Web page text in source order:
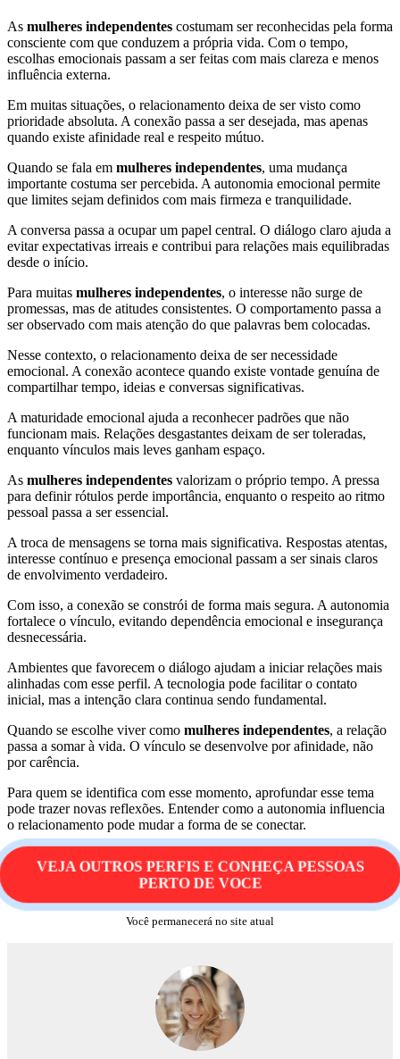
As mulheres independentes costumam ser reconhecidas pela forma
consciente com que conduzem a própria vida. Com o tempo,
escolhas emocionais passam a ser feitas com mais clareza e menos
influência externa.
Em muitas situações, o relacionamento deixa de ser visto como
prioridade absoluta. A conexão passa a ser desejada, mas apenas
quando existe afinidade real e respeito mútuo.
Quando se fala em mulheres independentes, uma mudança
importante costuma ser percebida. A autonomia emocional permite
que limites sejam definidos com mais firmeza e tranquilidade.
A conversa passa a ocupar um papel central. O diálogo claro ajuda a
evitar expectativas irreais e contribui para relações mais equilibradas
desde o início.
Para muitas mulheres independentes, o interesse não surge de
promessas, mas de atitudes consistentes. O comportamento passa a
ser observado com mais atenção do que palavras bem colocadas.
Nesse contexto, o relacionamento deixa de ser necessidade
emocional. A conexão acontece quando existe vontade genuína de
compartilhar tempo, ideias e conversas significativas.
A maturidade emocional ajuda a reconhecer padrões que não
funcionam mais. Relações desgastantes deixam de ser toleradas,
enquanto vínculos mais leves ganham espaço.
As mulheres independentes valorizam o próprio tempo. A pressa
para definir rótulos perde importância, enquanto o respeito ao ritmo
pessoal passa a ser essencial.
A troca de mensagens se torna mais significativa. Respostas atentas,
interesse contínuo e presença emocional passam a ser sinais claros
de envolvimento verdadeiro.
Com isso, a conexão se constrói de forma mais segura. A autonomia
fortalece o vínculo, evitando dependência emocional e insegurança
desnecessária.
Ambientes que favorecem o diálogo ajudam a iniciar relações mais
alinhadas com esse perfil. A tecnologia pode facilitar o contato
inicial, mas a intenção clara continua sendo fundamental.
Quando se escolhe viver como mulheres independentes, a relação
passa a somar à vida. O vínculo se desenvolve por afinidade, não
por carência.
Para quem se identifica com esse momento, aprofundar esse tema
pode trazer novas reflexões. Entender como a autonomia influencia
o relacionamento pode mudar a forma de se conectar.
VEJA OUTROS PERFIS E CONHEÇA PESSOAS
PERTO DE VOCE
Você permanecerá no site atual